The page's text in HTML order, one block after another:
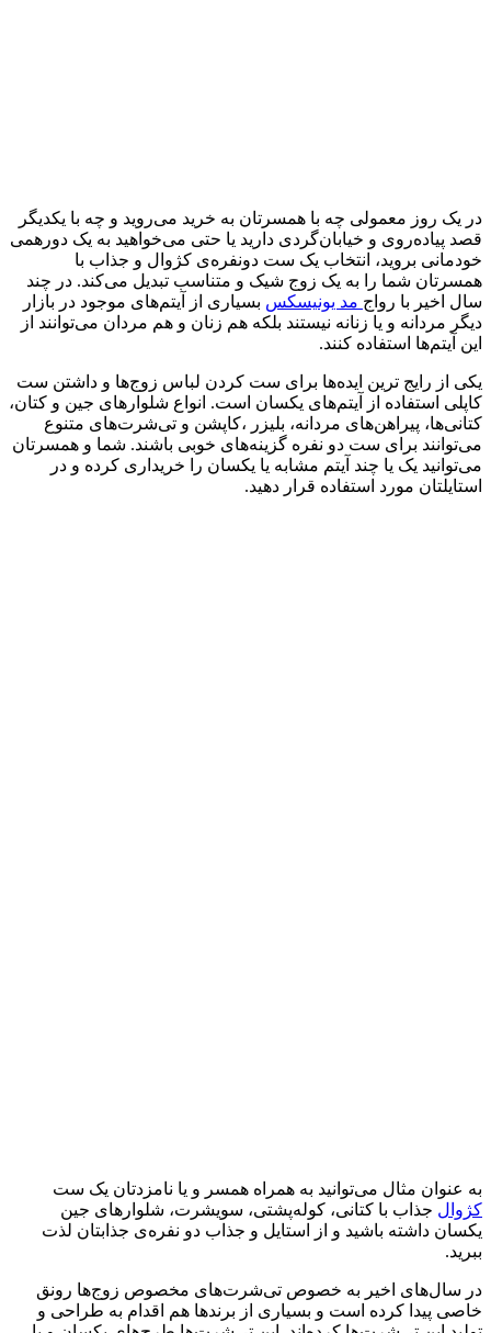
در یک روز معمولی چه با همسرتان به خرید می‌روید و چه با یکدیگر
قصد پیاده‌روی و خیابان‌گردی دارید یا حتی می‌خواهید به یک دور‌همی
خودمانی بروید، انتخاب یک ست دونفره‌ی کژوال و جذاب با
همسرتان شما را به یک زوج شیک و متناسب تبدیل می‌کند. در چند
سال اخیر با رواج مد یونیسکس بسیاری از آیتم‌های موجود در بازار
دیگر مردانه و یا زنانه نیستند بلکه هم زنان و هم مردان می‌توانند از
این آیتم‌ها استفاده کنند.
یکی از رایج ترین ایده‌ها برای ست کردن لباس زوج‌ها و داشتن ست
کاپلی استفاده از آیتم‌های یکسان است. انواع شلوارهای جین و کتان،
کتانی‌ها، پیراهن‌های مردانه، بلیزر ،کاپشن و تی‌شرت‌های متنوع
می‌توانند برای ست دو نفره گزینه‌های خوبی باشند. شما و همسرتان
می‌توانید یک یا چند آیتم مشابه یا یکسان را خریداری کرده و در
استایلتان مورد استفاده قرار دهید.
به عنوان مثال می‌توانید به همراه همسر و یا نامزدتان یک ست
کژوال جذاب با کتانی‌، کوله‌پشتی‌، سویشرت، شلوارهای جین
یکسان داشته باشید و از استایل و جذاب دو نفره‌ی جذابتان لذت
ببرید.
در سال‌های اخیر به خصوص تی‌شرت‌های مخصوص زوج‌ها رونق
خاصی پیدا کرده است و بسیاری از برندها هم اقدام به طراحی و